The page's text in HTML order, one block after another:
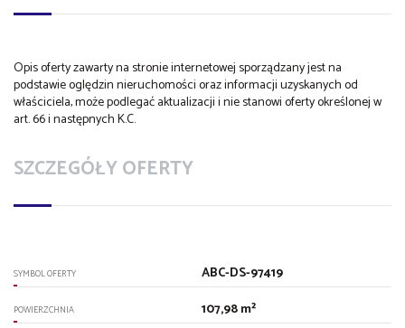
Opis oferty zawarty na stronie internetowej sporządzany jest na
podstawie oględzin nieruchomości oraz informacji uzyskanych od
właściciela, może podlegać aktualizacji i nie stanowi oferty określonej w
art. 66 i następnych K.C.
SZCZEGÓŁY OFERTY
SYMBOL OFERTY ABC-DS-97419
POWIERZCHNIA 107,98 m²